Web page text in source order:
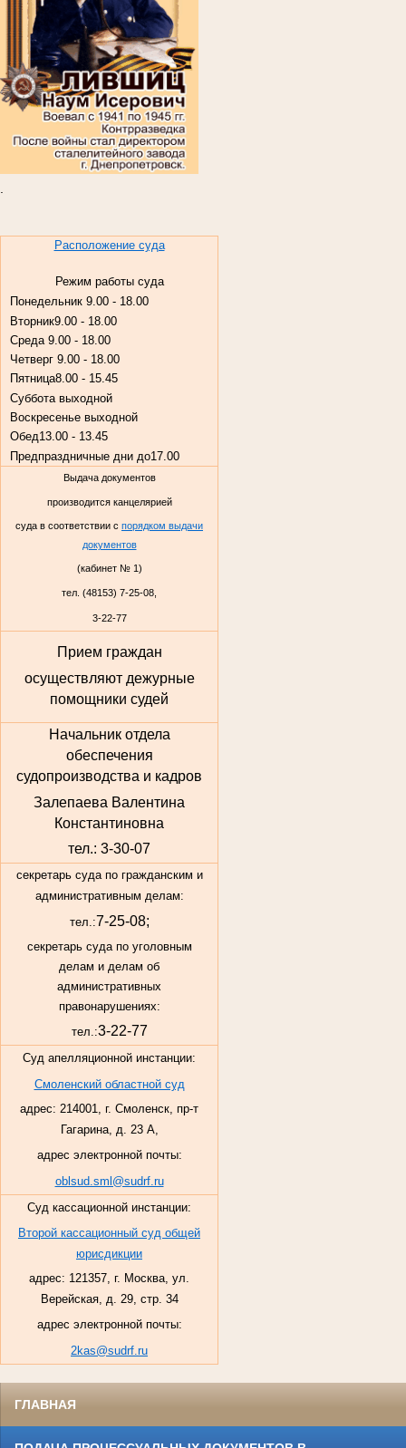
Расположение суда
Режим работы суда
Понедельник 9.00 - 18.00
Вторник9.00 - 18.00
Среда 9.00 - 18.00
Четверг 9.00 - 18.00
Пятница8.00 - 15.45
Суббота выходной
Воскресенье выходной
Обед13.00 - 13.45
Предпраздничные дни до17.00
Выдача документов
производится канцелярией
суда в соответствии с порядком выдачи
документов
(кабинет № 1)
тел. (48153) 7-25-08,
3-22-77
Прием граждан
осуществляют дежурные
помощники судей
Начальник отдела
обеспечения
судопроизводства и кадров
Залепаева Валентина
Константиновна
тел.: 3-30-07
секретарь суда по гражданским и
административным делам:
тел.:7-25-08;
секретарь суда по уголовным
делам и делам об
административных
правонарушениях:
тел.:3-22-77
Суд апелляционной инстанции:
Смоленский областной суд
адрес: 214001, г. Смоленск, пр-т
Гагарина, д. 23 А,
адрес электронной почты:
oblsud.sml@sudrf.ru
Суд кассационной инстанции:
Второй кассационный суд общей
юрисдикции
адрес: 121357, г. Москва, ул.
Верейская, д. 29, стр. 34
адрес электронной почты:
2kas@sudrf.ru
ГЛАВНАЯ